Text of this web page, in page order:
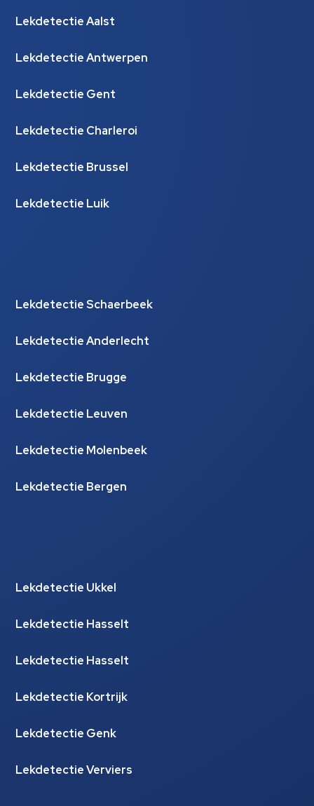
Lekdetectie Aalst
Lekdetectie Antwerpen
Lekdetectie Gent
Lekdetectie Charleroi
Lekdetectie Brussel
Lekdetectie Luik
Lekdetectie Schaerbeek
Lekdetectie Anderlecht
Lekdetectie Brugge
Lekdetectie Leuven
Lekdetectie Molenbeek
Lekdetectie Bergen
Lekdetectie Ukkel
Lekdetectie Hasselt
Lekdetectie Hasselt
Lekdetectie Kortrijk
Lekdetectie Genk
Lekdetectie Verviers